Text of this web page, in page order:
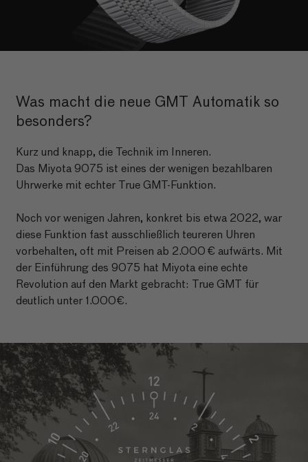
Was macht die neue GMT Automatik so
besonders?
Kurz und knapp, die Technik im Inneren.
Das Miyota 9075 ist eines der wenigen bezahlbaren
Uhrwerke mit echter True GMT-Funktion.
Noch vor wenigen Jahren, konkret bis etwa 2022, war
diese Funktion fast ausschließlich teureren Uhren
vorbehalten, oft mit Preisen ab 2.000 € aufwärts. Mit
der Einführung des 9075 hat Miyota eine echte
Revolution auf den Markt gebracht: True GMT für
deutlich unter 1.000€.